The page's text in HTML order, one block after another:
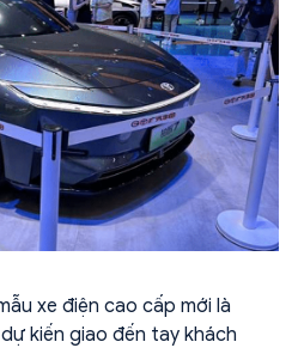
xe điện cao cấp mới là
kiến giao đến tay khách